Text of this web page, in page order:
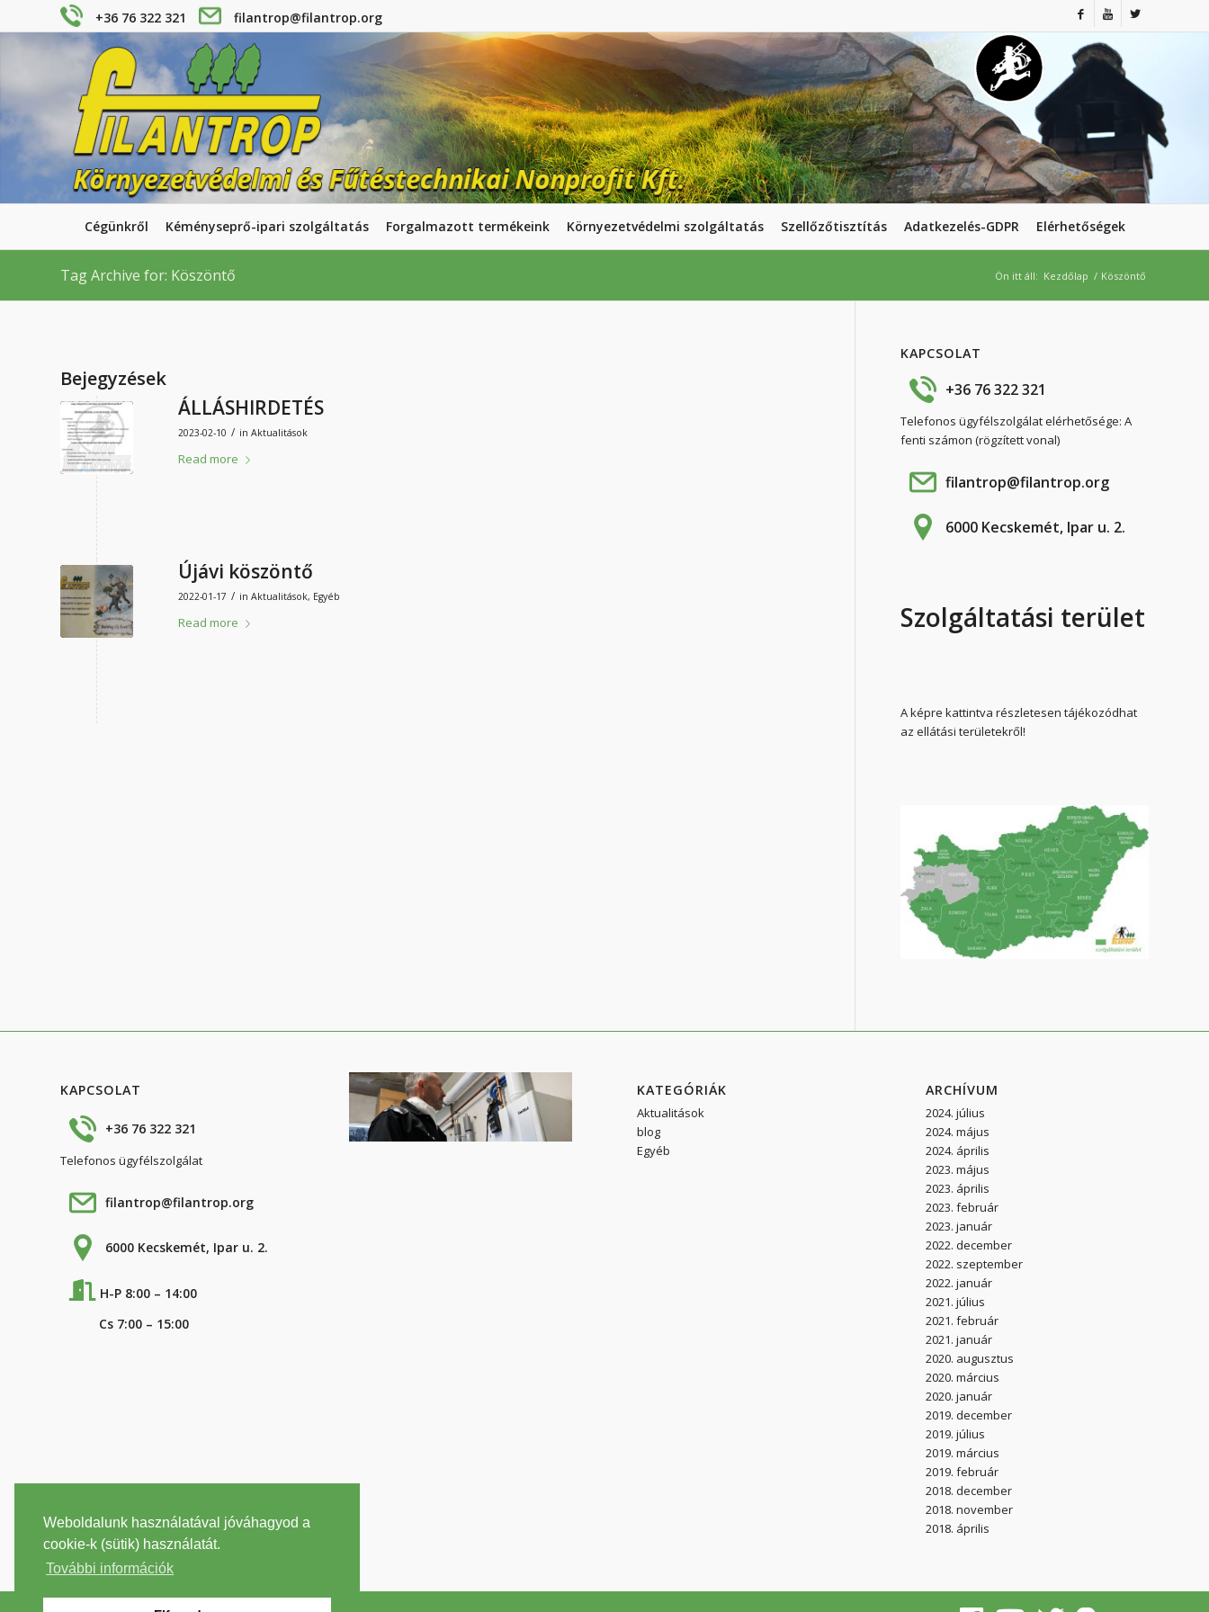
Weboldalunk használatával jóváhagyod a
cookie-k (sütik) használatát.
További információk
+36 76 322 321 filantrop@filantrop.org
Cégünkről Kéményseprő-ipari szolgáltatás Forgalmazott termékeink Környezetvédelmi szolgáltatás Szellőzőtisztítás Adatkezelés-GDPR Elérhetőségek
Tag Archive for: Köszöntő Ön itt áll: Kezdőlap / Köszöntő
Bejegyzések
ÁLLÁSHIRDETÉS
2023-02-10 / in Aktualitások
Read more
Újávi köszöntő
2022-01-17 / in Aktualitások, Egyéb
Read more
KAPCSOLAT
+36 76 322 321
Telefonos ügyfélszolgálat elérhetősége: A
fenti számon (rögzített vonal)
filantrop@filantrop.org
6000 Kecskemét, Ipar u. 2.
Szolgáltatási terület
A képre kattintva részletesen tájékozódhat
az ellátási területekről!
KAPCSOLAT
+36 76 322 321
Telefonos ügyfélszolgálat
filantrop@filantrop.org
6000 Kecskemét, Ipar u. 2.
H-P 8:00 – 14:00
Cs 7:00 – 15:00
KATEGÓRIÁK
Aktualitások
blog
Egyéb
ARCHÍVUM
2024. július
2024. május
2024. április
2023. május
2023. április
2023. február
2023. január
2022. december
2022. szeptember
2022. január
2021. július
2021. február
2021. január
2020. augusztus
2020. március
2020. január
2019. december
2019. július
2019. március
2019. február
2018. december
2018. november
2018. április